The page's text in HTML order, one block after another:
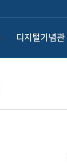
디지털기념관